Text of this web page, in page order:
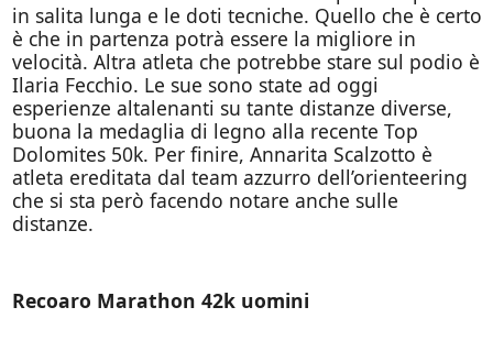
in salita lunga e le doti tecniche. Quello che è certo
è che in partenza potrà essere la migliore in
velocità. Altra atleta che potrebbe stare sul podio è
Ilaria Fecchio. Le sue sono state ad oggi
esperienze altalenanti su tante distanze diverse,
buona la medaglia di legno alla recente Top
Dolomites 50k. Per finire, Annarita Scalzotto è
atleta ereditata dal team azzurro dell’orienteering
che si sta però facendo notare anche sulle
distanze.
Recoaro Marathon 42k uomini